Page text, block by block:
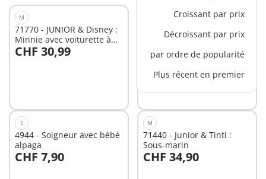
Croissant par prix
Décroissant par prix
par ordre de popularité
Plus récent en premier
M
71770 - JUNIOR & Disney :
Minnie avec voiturette à
fruits
CHF 30,99
Au panier
4941 - Maman et enfants à
la plage
CHF 7,90
Au panier
S
4944 - Soigneur avec bébé
alpaga
CHF 7,90
Au panier
M
71440 - Junior & Tinti :
Sous-marin
CHF 34,90
Au panier